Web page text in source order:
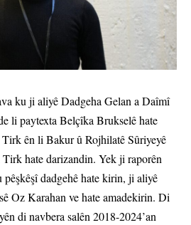
ku ji aliyê Dadgeha Gelan a Daîmî
li paytexta Belçîka Brukselê hate
ên li Bakur û Rojhilatê Sûriyeyê
hate darizandin. Yek ji raporên
dadgehê hate kirin, ji aliyê
Oz Karahan ve hate amadekirin. Di
di navbera salên 2018-2024’an